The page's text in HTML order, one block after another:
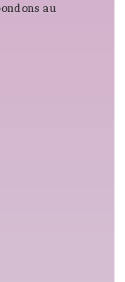
au